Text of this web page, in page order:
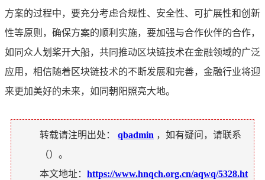
方案的过程中，要充分考虑合规性、安全性、可扩展性和创新
性等原则，确保方案的顺利实施，要加强与合作伙伴的合作，
如同众人划桨开大船，共同推动区块链技术在金融领域的广泛
应用，相信随着区块链技术的不断发展和完善，金融行业将迎
来更加美好的未来，如同朝阳照亮大地。
转载请注明出处： qbadmin ，如有疑问，请联系
（）。
本文地址： https://www.hnqch.org.cn/aqwq/5328.ht